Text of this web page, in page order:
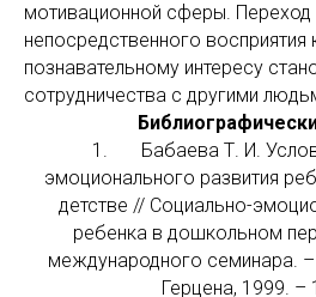
мотивационной сферы. Переход
непосредственного восприятия
познавательному интересу
сотрудничества с другими
1. Бабаева Т. И.
эмоционального развития
детстве // Социально-
ребенка в дошкольном
международного семинара.
Герцена, 1999. –